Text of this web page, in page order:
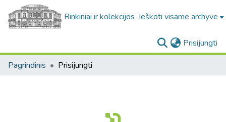
Rinkiniai ir kolekcijos Ieškoti visame archyve
Prisijungti
Pagrindinis Prisijungti